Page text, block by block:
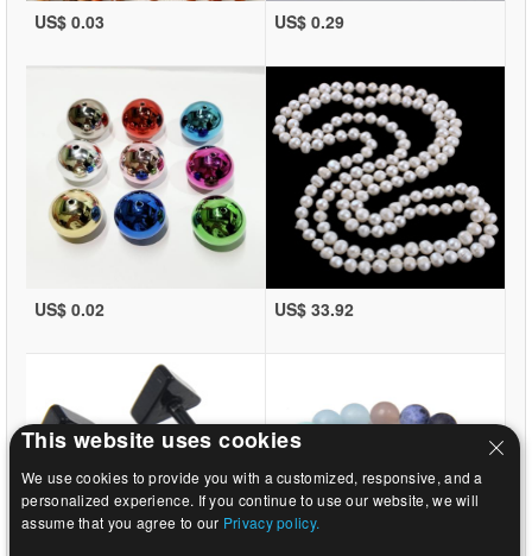
US$ 0.03 US$ 0.29
US$ 0.02 US$ 33.92
This website uses cookies
We use cookies to provide you with a customized, responsive, and a
personalized experience. If you continue to use our website, we will
assume that you agree to our Privacy policy.